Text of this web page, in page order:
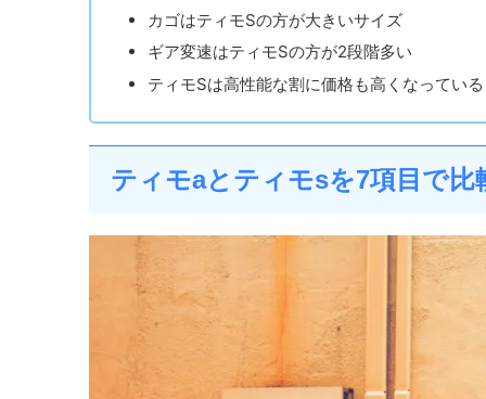
カゴはティモSの方が大きいサイズ
ギア変速はティモSの方が2段階多い
ティモSは高性能な割に価格も高くなっている
ティモaとティモsを7項目で比